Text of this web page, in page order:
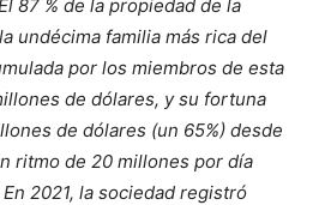
87 % de la propiedad de la
undécima familia más rica del
por los miembros de esta
de dólares, y su fortuna
de dólares (un 65%) desde
ritmo de 20 millones por día
2021, la sociedad registró